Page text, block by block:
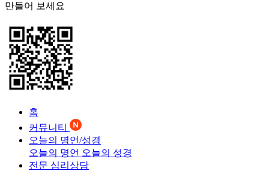
만들어 보세요
홈
커뮤니티
오늘의 명언/성경
오늘의 명언 오늘의 성경
전문 심리상담